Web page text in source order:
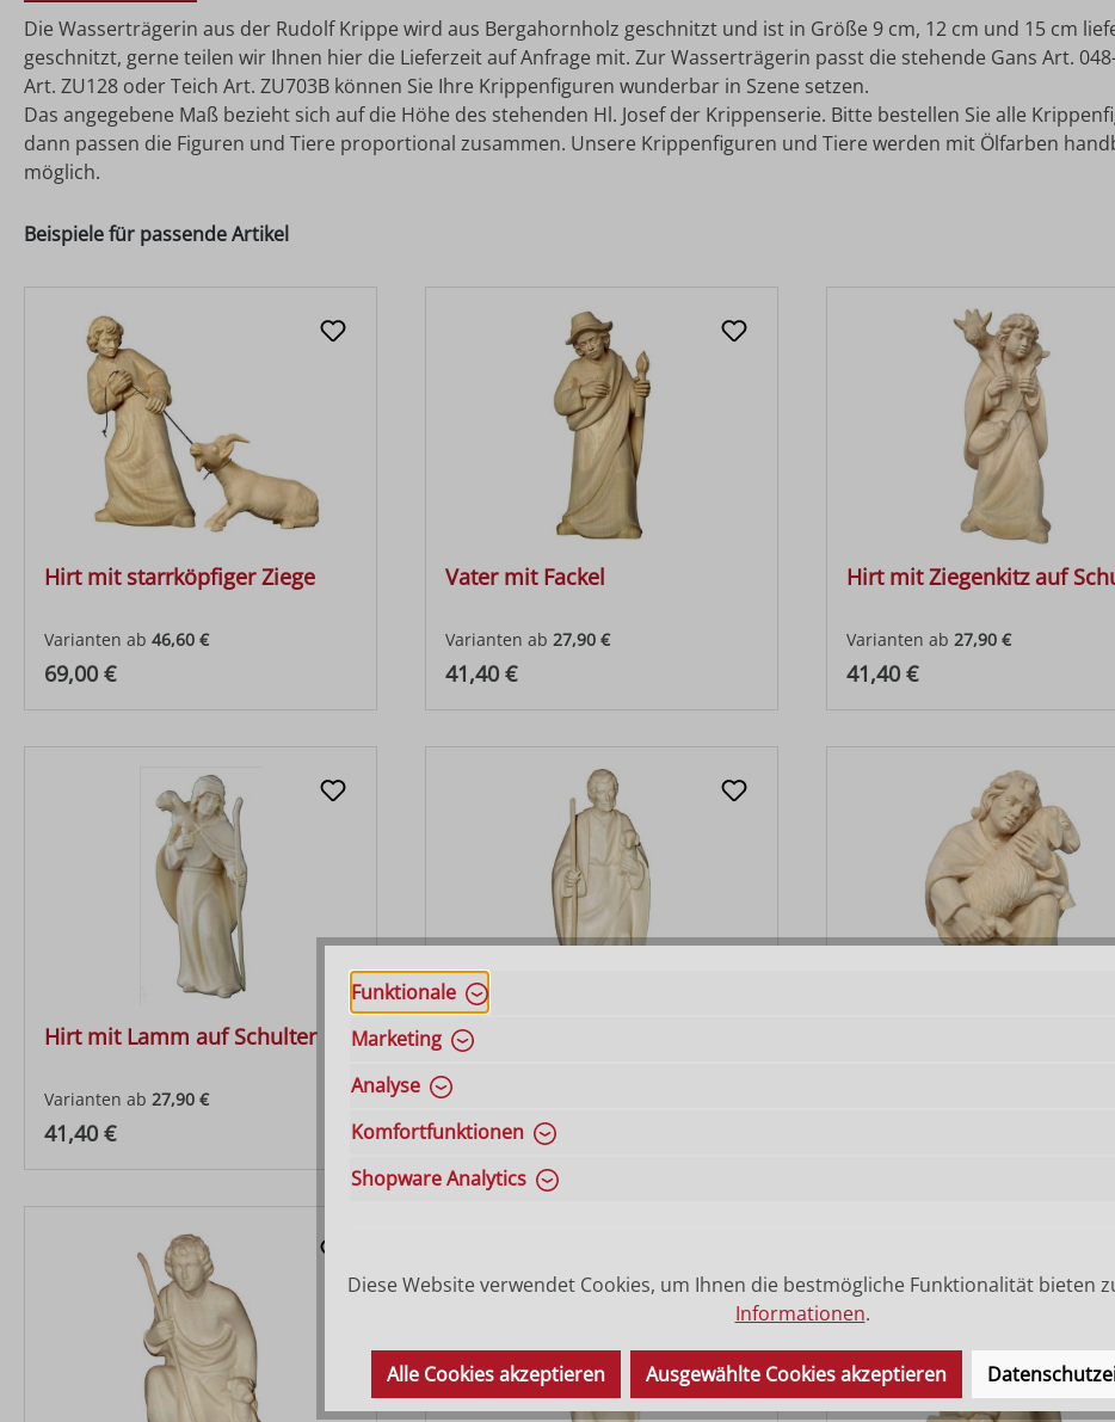
Die Wasserträgerin aus der Rudolf Krippe wird aus Bergahornholz geschnitzt und ist in Größe 9 cm, 12 cm und 15 cm
geschnitzt, gerne teilen wir Ihnen hier die Lieferzeit auf Anfrage mit. Zur Wasserträgerin passt die stehende Gans Art.
Art. ZU128 oder Teich Art. ZU703B können Sie Ihre Krippenfiguren wunderbar in Szene setzen.
Das angegebene Maß bezieht sich auf die Höhe des stehenden Hl. Josef der Krippenserie. Bitte bestellen Sie alle
dann passen die Figuren und Tiere proportional zusammen. Unsere Krippenfiguren und Tiere werden mit Ölfarben
möglich.
Beispiele für passende Artikel
Hirt mit starrköpfiger Ziege
Varianten ab 46,60 €
Regulärer Preis:
69,00 €
Vater mit Fackel
Varianten ab 27,90 €
Regulärer Preis:
41,40 €
Hirt mit Ziegenkitz auf
Varianten ab 27,90 €
Regulärer Preis:
41,40 €
Hirt mit Lamm auf Schulter
Varianten ab 27,90 €
Regulärer Preis:
41,40 €
Hirt mit Schaf auf Arm und
Varianten ab
Regulärer Preis:
41,40 €
Hirt kniend mit Schaf auf
Funktionale
Marketing
Analyse
Komfortfunktionen
Shopware Analytics
Diese Website verwendet Cookies, um Ihnen die bestmögliche Funktionalität bieten
Informationen.
Alle Cookies akzeptieren Ausgewählte Cookies akzeptieren